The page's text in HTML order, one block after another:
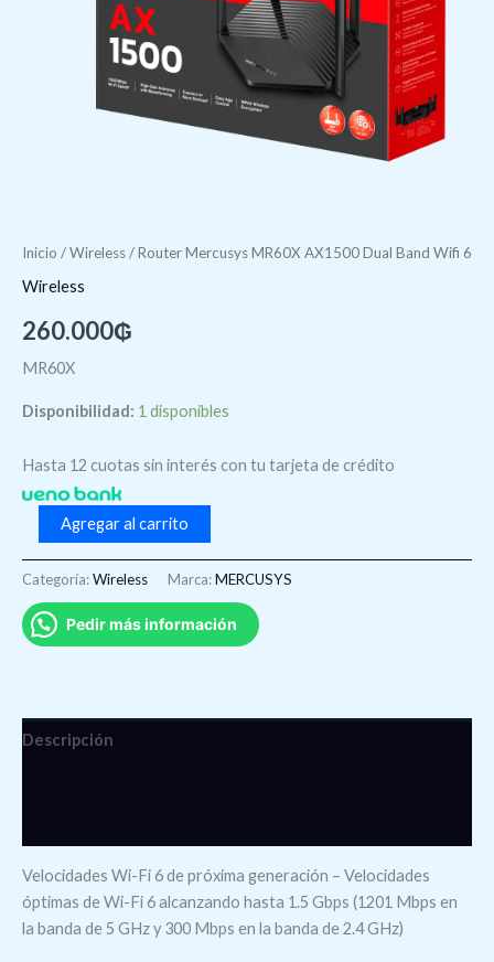
Inicio /Wireless/ Router Mercusys MR60X AX1500 Dual Band Wifi 6
Wireless
260.000₲
MR60X
Disponibilidad: 1 disponibles
Hasta 12 cuotas sin interés con tu tarjeta de crédito
Agregar al carrito
Categoría:Wireless Marca:MERCUSYS
Pedir más información
Descripción
Velocidades Wi-Fi 6 de próxima generación – Velocidades
óptimas de Wi-Fi 6 alcanzando hasta 1.5 Gbps (1201 Mbps en
la banda de 5 GHz y 300 Mbps en la banda de 2.4 GHz)